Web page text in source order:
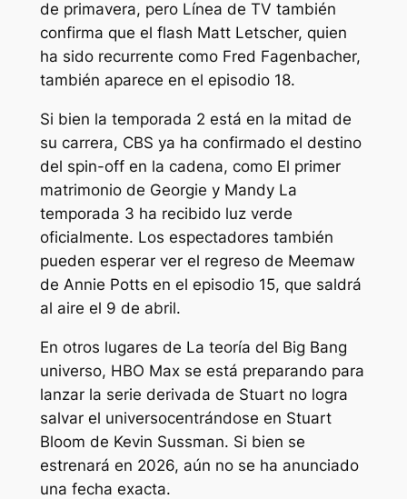
de primavera, pero Línea de TV también
confirma que el flash Matt Letscher, quien
ha sido recurrente como Fred Fagenbacher,
también aparece en el episodio 18.
Si bien la temporada 2 está en la mitad de
su carrera, CBS ya ha confirmado el destino
del spin-off en la cadena, como El primer
matrimonio de Georgie y MandyLa
temporada 3 ha recibido luz verde
oficialmente. Los espectadores también
pueden esperar ver el regreso de Meemaw
de Annie Potts en el episodio 15, que saldrá
al aire el 9 de abril.
En otros lugares de La teoría del Big Bang
universo, HBO Max se está preparando para
lanzar la serie derivada de Stuart no logra
salvar el universocentrándose en Stuart
Bloom de Kevin Sussman. Si bien se
estrenará en 2026, aún no se ha anunciado
una fecha exacta.